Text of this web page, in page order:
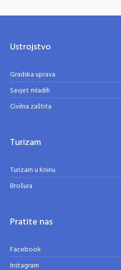
Ustrojstvo
Gradska uprava
Savjet mladih
Civilna zaštita
Turizam
Turizam u Kninu
Brošura
Pratite nas
Facebook
Instagram